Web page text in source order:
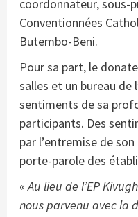
coordonnateur, sous-
Conventionnées
Butembo-Beni.
Pour sa part, le
salles et un bureau de
sentiments de sa
participants. Des
par l’entremise de
porte-parole des
«Au lieu de l’EP
nous parvenu avec la